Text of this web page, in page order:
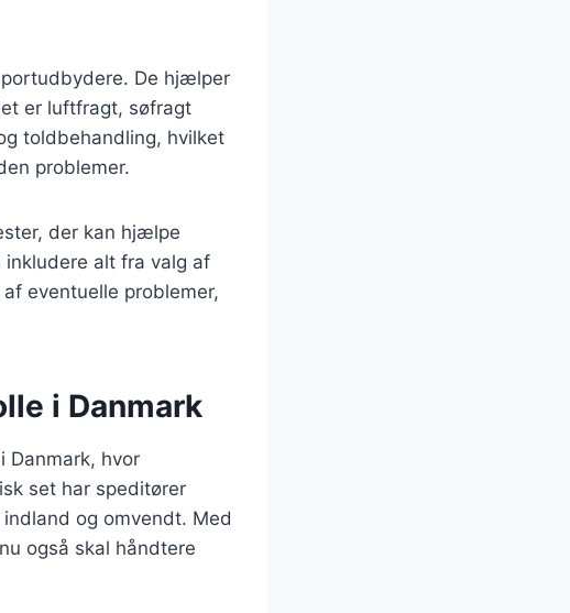
De hjælper
er luftfragt, søfragt
toldbehandling, hvilket
problemer.
der kan hjælpe
alt fra valg af
eventuelle problemer,
i Danmark
Danmark, hvor
set har speditører
og omvendt. Med
også skal håndtere